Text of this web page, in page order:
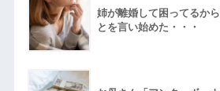
姉が離婚して困ってるか
とを言い始めた・・・